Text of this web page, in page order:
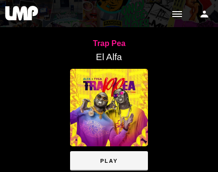
Trap Pea
El Alfa
PLAY